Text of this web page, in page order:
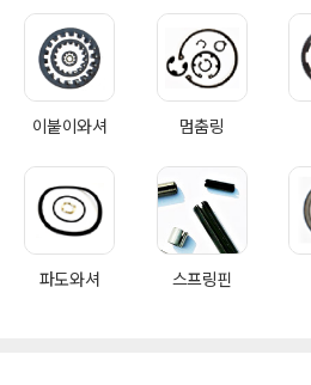
이붙이와셔 멈춤링
파도와셔 스프링핀